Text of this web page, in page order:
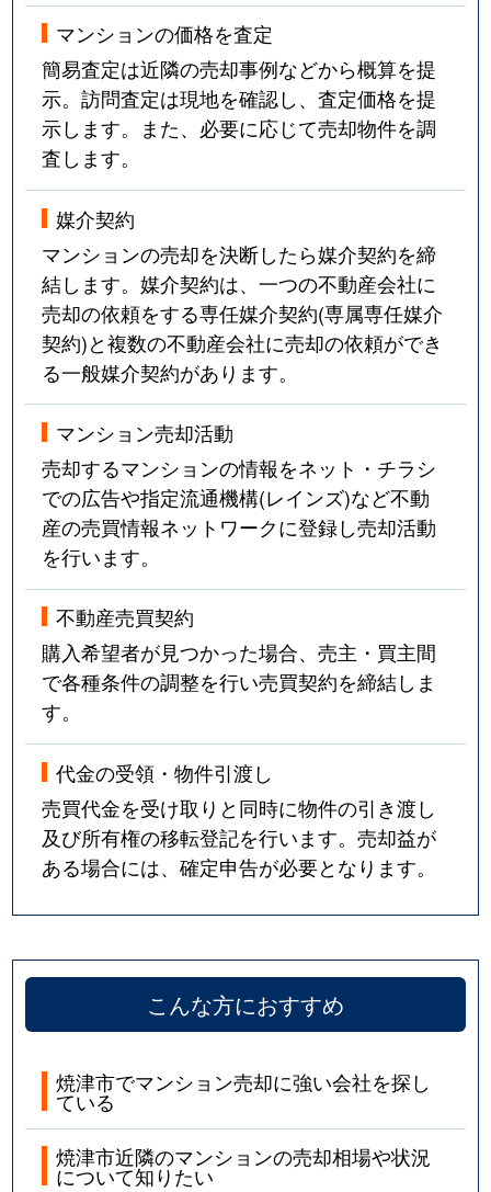
マンションの価格を査定
簡易査定は近隣の売却事例などから概算を提
示。訪問査定は現地を確認し、査定価格を提
示します。また、必要に応じて売却物件を調
査します。
媒介契約
マンションの売却を決断したら媒介契約を締
結します。媒介契約は、一つの不動産会社に
売却の依頼をする専任媒介契約(専属専任媒介
契約)と複数の不動産会社に売却の依頼ができ
る一般媒介契約があります。
マンション売却活動
売却するマンションの情報をネット・チラシ
での広告や指定流通機構(レインズ)など不動
産の売買情報ネットワークに登録し売却活動
を行います。
不動産売買契約
購入希望者が見つかった場合、売主・買主間
で各種条件の調整を行い売買契約を締結しま
す。
代金の受領・物件引渡し
売買代金を受け取りと同時に物件の引き渡し
及び所有権の移転登記を行います。売却益が
ある場合には、確定申告が必要となります。
こんな方におすすめ
焼津市でマンション売却に強い会社を探し
ている
焼津市近隣のマンションの売却相場や状況
について知りたい